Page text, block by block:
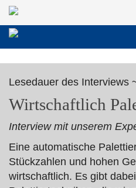
Lesedauer des Interviews
Wirtschaftlich
Interview mit unserem
Eine automatische
Stückzahlen und hohen
wirtschaftlich. Es gibt